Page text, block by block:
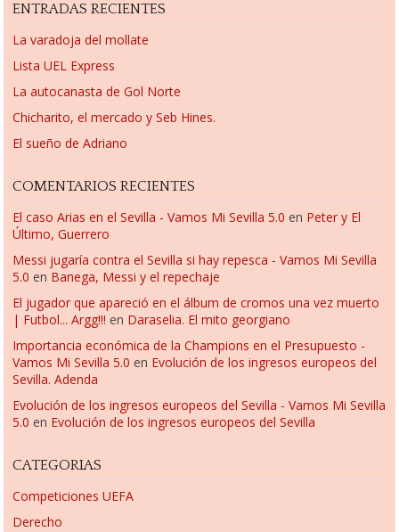
ENTRADAS RECIENTES
La varadoja del mollate
Lista UEL Express
La autocanasta de Gol Norte
Chicharito, el mercado y Seb Hines.
El sueño de Adriano
COMENTARIOS RECIENTES
El caso Arias en el Sevilla - Vamos Mi Sevilla 5.0 en Peter y El
Último, Guerrero
Messi jugaría contra el Sevilla si hay repesca - Vamos Mi Sevilla
5.0 en Banega, Messi y el repechaje
El jugador que apareció en el álbum de cromos una vez muerto
| Futbol... Argg!!! en Daraselia. El mito georgiano
Importancia económica de la Champions en el Presupuesto -
Vamos Mi Sevilla 5.0 en Evolución de los ingresos europeos del
Sevilla. Adenda
Evolución de los ingresos europeos del Sevilla - Vamos Mi Sevilla
5.0 en Evolución de los ingresos europeos del Sevilla
CATEGORIAS
Competiciones UEFA
Derecho